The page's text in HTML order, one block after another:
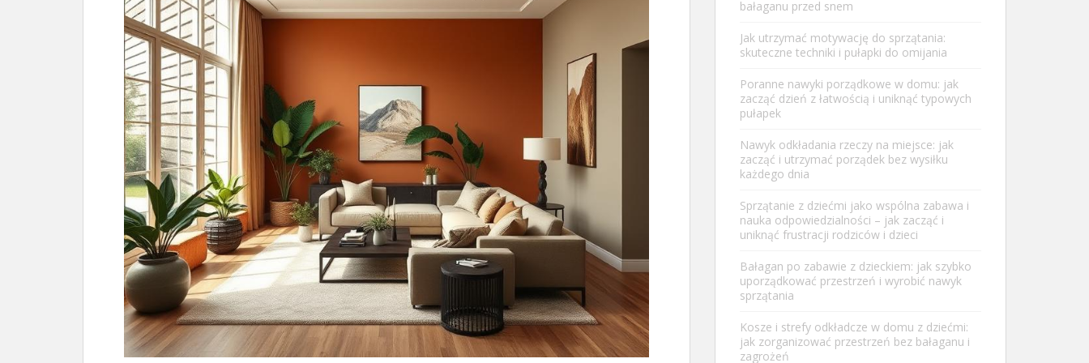
bałaganu przed snem
Jak utrzymać motywację do sprzątania:
skuteczne techniki i pułapki do omijania
Poranne nawyki porządkowe w domu: jak
zacząć dzień z łatwością i uniknąć typowych
pułapek
Nawyk odkładania rzeczy na miejsce: jak
zacząć i utrzymać porządek bez wysiłku
każdego dnia
Sprzątanie z dziećmi jako wspólna zabawa i
nauka odpowiedzialności – jak zacząć i
uniknąć frustracji rodziców i dzieci
Bałagan po zabawie z dzieckiem: jak szybko
uporządkować przestrzeń i wyrobić nawyk
sprzątania
Kosze i strefy odkładcze w domu z dziećmi:
jak zorganizować przestrzeń bez bałaganu i
zagrożeń